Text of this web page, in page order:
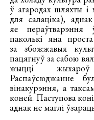
ў агародах шляхты і
для салаціка),
яе пераўтварэння
паколькі яна
за збожжавыя
пацягнуў за сабою
жыцці жыхароў
Распаўсюджанне
вінакурэння, а
коней. Паступова
аднак не маглі